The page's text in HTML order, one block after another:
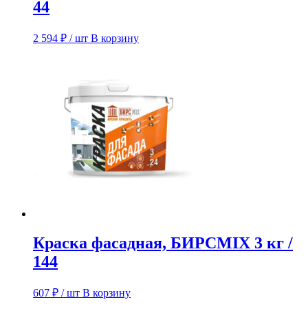
44
2 594 ₽ / шт В корзину
Краска фасадная, БИРСMIX 3 кг /
144
607 ₽ / шт В корзину